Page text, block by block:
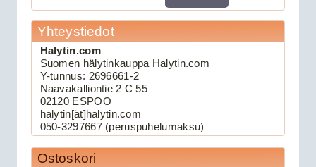
109.00€
Keskuslukituksen kau...
Viper 3105V autohälytin
Yhteystiedot
Halytin.com
Suomen hälytinkauppa Halytin.com
Y-tunnus: 2696661-2
Naavakalliontie 2 C 55
02120 ESPOO
halytin[ät]halytin.com
050-3297667 (peruspuhelumaksu)
Ostoskori